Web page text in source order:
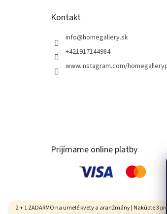
2 + 1 ZADARMO na umelé kvety a aranžmány | Nakúpte 3
Kontakt
info@homegallery.sk
+421917144984
www.instagram.com/
Prijímame online platby